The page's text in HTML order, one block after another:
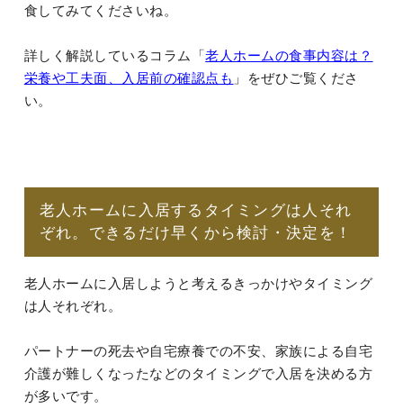
食してみてくださいね。
詳しく解説しているコラム「老人ホームの食事内容は？
栄養や工夫面、入居前の確認点も 」をぜひご覧くださ
い。
老人ホームに入居するタイミングは人それ
ぞれ。できるだけ早くから検討・決定を！
老人ホームに入居しようと考えるきっかけやタイミング
は人それぞれ。
パートナーの死去や自宅療養での不安、家族による自宅
介護が難しくなったなどのタイミングで入居を決める方
が多いです。